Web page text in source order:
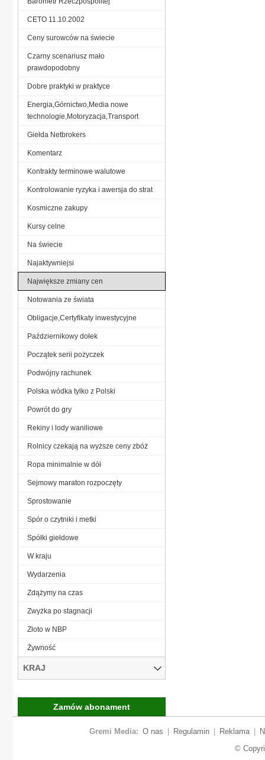
CETO 11.10.2002
Ceny surowców na świecie
Czarny scenariusz mało
prawdopodobny
Dobre praktyki w praktyce
Energia,Górnictwo,Media nowe
technologie,Motoryzacja,Transport
Giełda Netbrokers
Komentarz
Kontrakty terminowe walutowe
Kontrolowanie ryzyka i awersja do strat
Kosmiczne zakupy
Kursy celne
Na świecie
Najaktywniejsi
Największe zmiany cen
Notowania ze świata
Obligacje,Certyfikaty inwestycyjne
Październikowy dołek
Początek serii pożyczek
Podwójny rachunek
Polska wódka tylko z Polski
Powrót do gry
Rekiny i lody waniliowe
Rolnicy czekają na wyższe ceny zbóż
Ropa minimalnie w dół
Sejmowy maraton rozpoczęty
Sprostowanie
Spór o czytniki i metki
Spółki giełdowe
W kraju
Wydarzenia
Zdążymy na czas
Zwyżka po stagnacji
Złoto w NBP
Żywność
KRAJ
Zamów abonament
Gremi Media: O nas Regulamin Reklama
©